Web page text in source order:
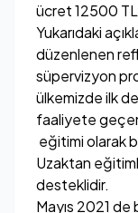
ücret 12500
Yukarıdaki
düzenlenen
süpervizyon
ülkemizde ilk
faaliyete
eğitimi olarak
Uzaktan
desteklidir.
Mayıs 2021